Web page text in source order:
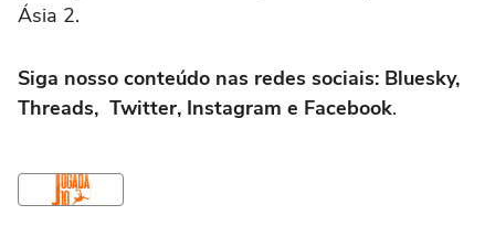
Ásia 2.
Siga nosso conteúdo nas redes sociais: Bluesky,
Threads, Twitter, Instagram e Facebook.